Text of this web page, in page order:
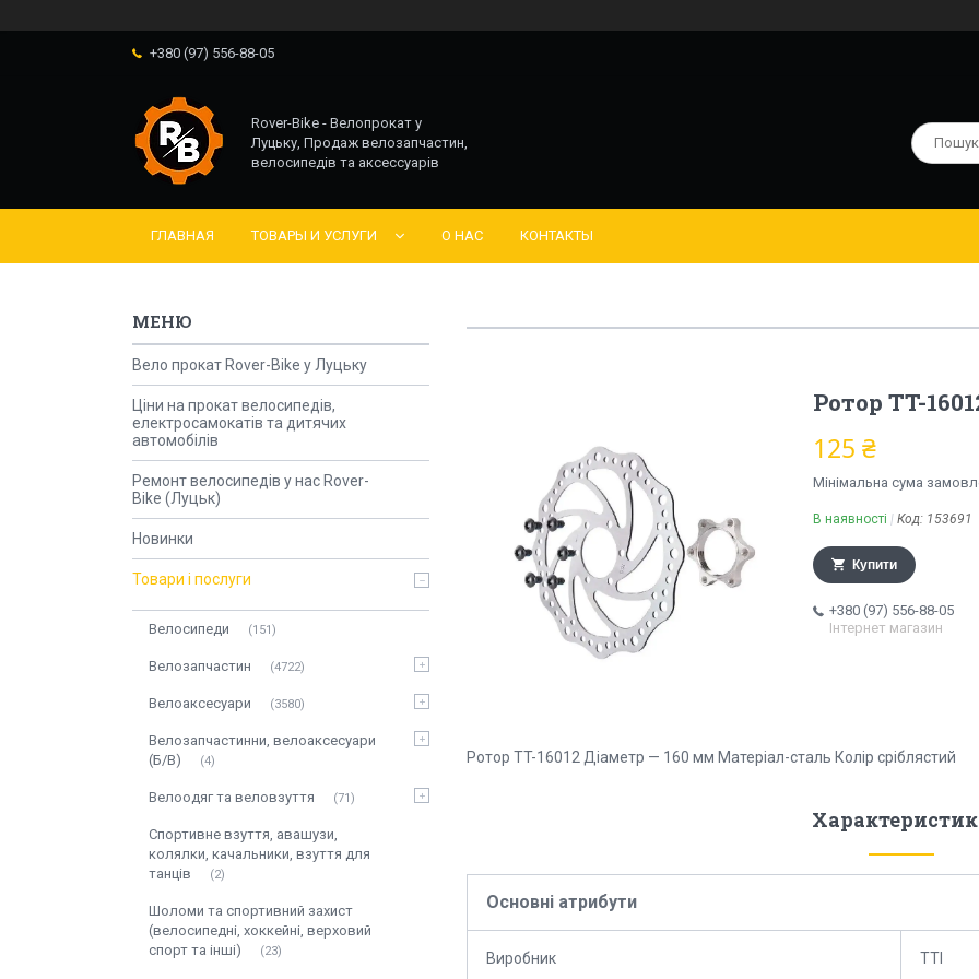
+380 (97) 556-88-05
Rover-Bike - Велопрокат у
Луцьку, Продаж велозапчастин,
велосипедів та аксессуарів
ГЛАВНАЯ ТОВАРЫ И УСЛУГИ О НАС КОНТАКТЫ
Ротор TT-
125 ₴
Мінімальна сума
В наявності Код: 153691
Купити
+380 (97) 556-88-05
Інтернет магазин
Ротор TT-16012 Діаметр — 160 мм Матеріал-сталь Колір сріблястий
Основні атрибути
Виробник TTI
Вело прокат Rover-Bike у Луцьку
Ціни на прокат велосипедів,
електросамокатів та дитячих
автомобілів
Ремонт велосипедів у нас Rover-
Bike (Луцьк)
Новинки
Товари і послуги
Велосипеди 151
Велозапчастин 4722
Велоаксесуари 3580
Велозапчастинни, велоаксесуари
(Б/В)
4
Велоодяг та веловзуття 71
Спортивне взуття, авашузи,
колялки, качальники, взуття для
танців
2
Шоломи та спортивний захист
(велосипедні, хоккейні, верховий
спорт та інші)
23